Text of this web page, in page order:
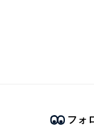
フォ